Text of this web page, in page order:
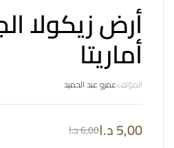
أرض زيكولا
أماريتا
المؤلف:عمرو عبد الحميد
6,00د.ا 5,00د.ا